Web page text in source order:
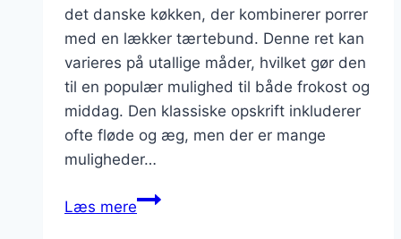
det danske køkken, der kombinerer porrer
med en lækker tærtebund. Denne ret kan
varieres på utallige måder, hvilket gør den
til en populær mulighed til både frokost og
middag. Den klassiske opskrift inkluderer
ofte fløde og æg, men der er mange
muligheder…
Læs merePorretærte